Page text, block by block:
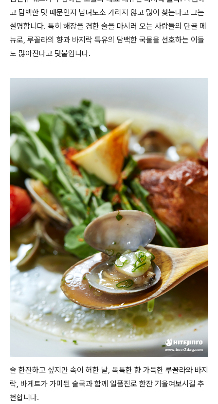
고 담백한 맛 때문인지 남녀노소 가리지 않고 많이 찾는다고 그는
설명합니다. 특히 해장을 겸한 술을 마시러 오는 사람들의 단골 메
뉴로, 루꼴라의 향과 바지락 특유의 담백한 국물을 선호하는 이들
도 많아진다고 덧붙입니다.
술 한잔하고 싶지만 속이 허한 날, 독특한 향 가득한 루꼴라와 바지
락, 바게트가 가미된 술국과 함께 일품진로 한잔 기울여보시길 추
천합니다.